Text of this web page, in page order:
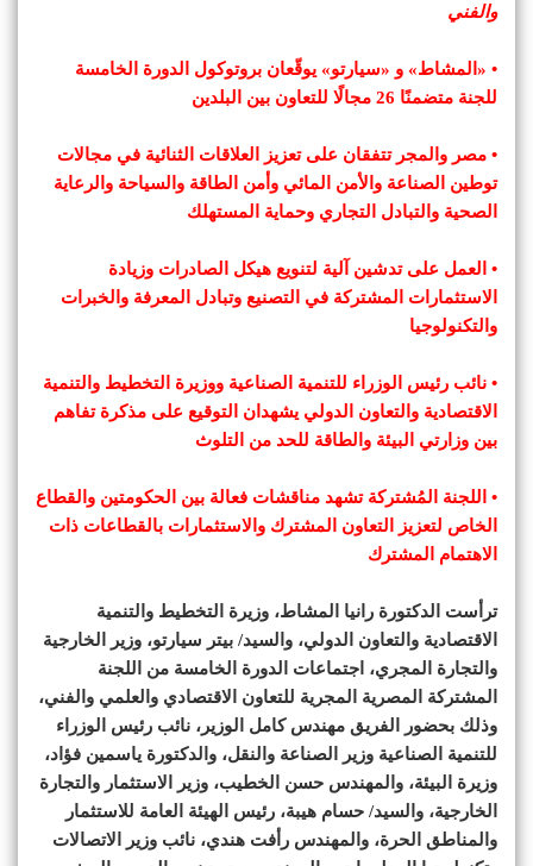
والفني
• «المشاط» و «سيارتو» يوقّعان بروتوكول الدورة الخامسة
للجنة متضمنًا 26 مجالًا للتعاون بين البلدين
• مصر والمجر تتفقان على تعزيز العلاقات الثنائية في مجالات
توطين الصناعة والأمن المائي وأمن الطاقة والسياحة والرعاية
الصحية والتبادل التجاري وحماية المستهلك
• العمل على تدشين آلية لتنويع هيكل الصادرات وزيادة
الاستثمارات المشتركة في التصنيع وتبادل المعرفة والخبرات
والتكنولوجيا
• نائب رئيس الوزراء للتنمية الصناعية ووزيرة التخطيط والتنمية
الاقتصادية والتعاون الدولي يشهدان التوقيع على مذكرة تفاهم
بين وزارتي البيئة والطاقة للحد من التلوث
• اللجنة المُشتركة تشهد مناقشات فعالة بين الحكومتين والقطاع
الخاص لتعزيز التعاون المشترك والاستثمارات بالقطاعات ذات
الاهتمام المشترك
ترأست الدكتورة رانيا المشاط، وزيرة التخطيط والتنمية
الاقتصادية والتعاون الدولي، والسيد/ بيتر سيارتو، وزير الخارجية
والتجارة المجري، اجتماعات الدورة الخامسة من اللجنة
المشتركة المصرية المجرية للتعاون الاقتصادي والعلمي والفني،
وذلك بحضور الفريق مهندس كامل الوزير، نائب رئيس الوزراء
للتنمية الصناعية وزير الصناعة والنقل، والدكتورة ياسمين فؤاد،
وزيرة البيئة، والمهندس حسن الخطيب، وزير الاستثمار والتجارة
الخارجية، والسيد/ حسام هيبة، رئيس الهيئة العامة للاستثمار
والمناطق الحرة، والمهندس رأفت هندي، نائب وزير الاتصالات